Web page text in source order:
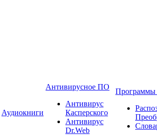
Аудиокниги
Антивирусное ПО
Антивирус
Касперского
Антивирус
Dr.Web